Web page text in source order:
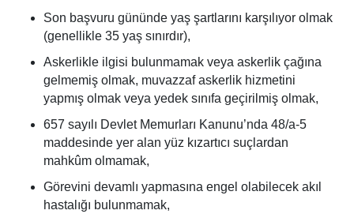
Son başvuru gününde yaş şartlarını karşılıyor olmak
(genellikle 35 yaş sınırdır),
Askerlikle ilgisi bulunmamak veya askerlik çağına
gelmemiş olmak, muvazzaf askerlik hizmetini
yapmış olmak veya yedek sınıfa geçirilmiş olmak,
657 sayılı Devlet Memurları Kanunu’nda 48/a-5
maddesinde yer alan yüz kızartıcı suçlardan
mahkûm olmamak,
Görevini devamlı yapmasına engel olabilecek akıl
hastalığı bulunmamak,